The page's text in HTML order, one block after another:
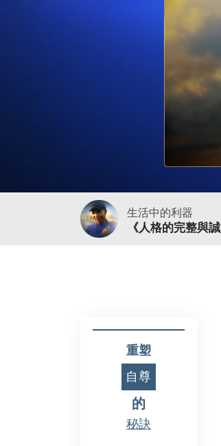
生活中的利器
《人格的完整與
重塑
自尊
的
秘訣